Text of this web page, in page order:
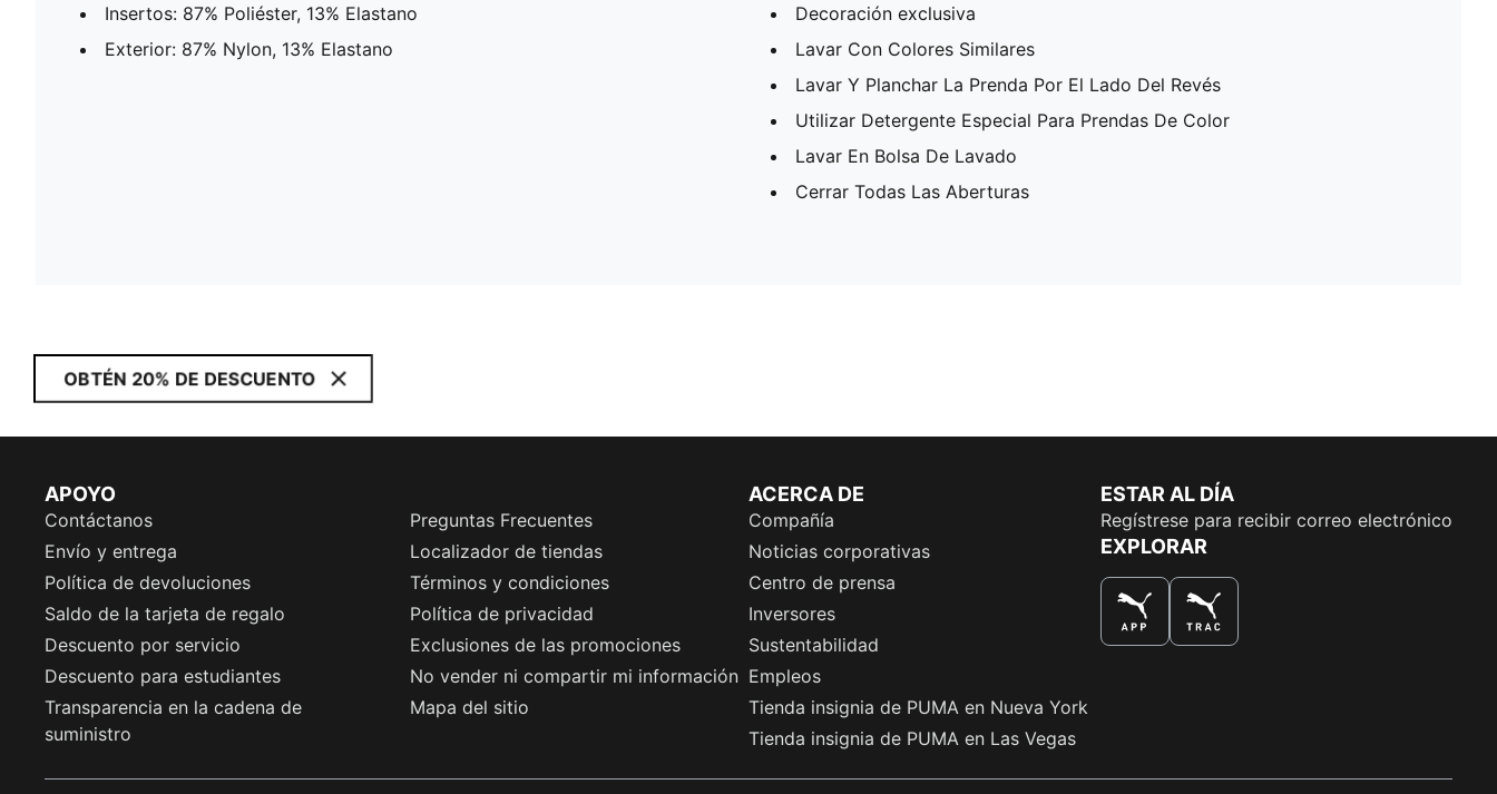
Insertos: 87% Poliéster, 13% Elastano
Exterior: 87% Nylon, 13% Elastano
Decoración exclusiva
Lavar Con Colores Similares
Lavar Y Planchar La Prenda Por El Lado Del Revés
Utilizar Detergente Especial Para Prendas De Color
Lavar En Bolsa De Lavado
Cerrar Todas Las Aberturas
OBTÉN 20% DE DESCUENTO
APOYO
Contáctanos
Preguntas Frecuentes
Envío y entrega
Localizador de tiendas
Política de devoluciones
Términos y condiciones
Saldo de la tarjeta de regalo
Política de privacidad
Descuento por servicio
Exclusiones de las promociones
Descuento para estudiantes
No vender ni compartir mi información
Transparencia en la cadena de
suministro
Mapa del sitio
ACERCA DE
Compañía
Noticias corporativas
Centro de prensa
Inversores
Sustentabilidad
Empleos
Tienda insignia de PUMA en Nueva York
Tienda insignia de PUMA en Las Vegas
ESTAR AL DÍA
Regístrese para recibir correo electrónico
EXPLORAR